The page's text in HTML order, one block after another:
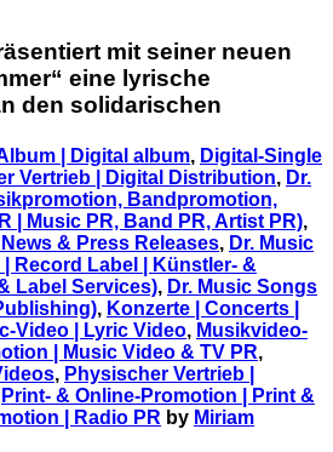
mit seiner neuen
eine lyrische
den solidarischen
| Digital album, Digital-Single
Vertrieb | Digital Distribution, Dr.
Bandpromotion,
| Music PR, Band PR, Artist PR),
& Press Releases, Dr. Music
Record Label | Künstler- &
Label Services), Dr. Music Songs
, Konzerte | Concerts |
Video | Lyric Video, Musikvideo-
| Music Video & TV PR,
, Physischer Vertrieb |
Print- & Online-Promotion | Print &
| Radio PR by Miriam